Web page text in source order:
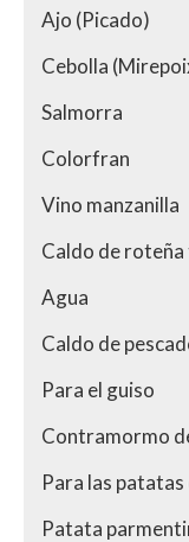
Ajo (Picado)
Cebolla
Salmorra
Colorfran
Vino manzanilla
Caldo de
Agua
Caldo de
Para el guiso
Contramormo
Para las
Patata